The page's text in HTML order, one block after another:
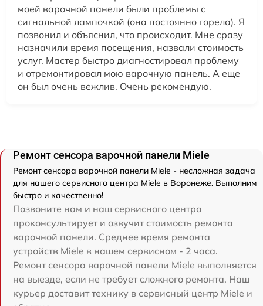
моей варочной панели были проблемы с
сигнальной лампочкой (она постоянно горела). Я
позвонил и объяснил, что происходит. Мне сразу
назначили время посещения, назвали стоимость
услуг. Мастер быстро диагностировал проблему
и отремонтировал мою варочную панель. А еще
он был очень вежлив. Очень рекомендую.
Ремонт сенсора варочной панели Miele
Ремонт сенсора варочной панели Miele - несложная задача
для нашего сервисного центра Miele в Воронеже. Выполним
быстро и качественно!
Позвоните нам и наш сервисного центра
проконсультирует и озвучит стоимость ремонта
варочной панели. Среднее время ремонта
устройств Miele в нашем сервисном - 2 часа.
Ремонт сенсора варочной панели Miele выполняется
на выезде, если не требует сложного ремонта. Наш
курьер доставит технику в сервисный центр Miele и